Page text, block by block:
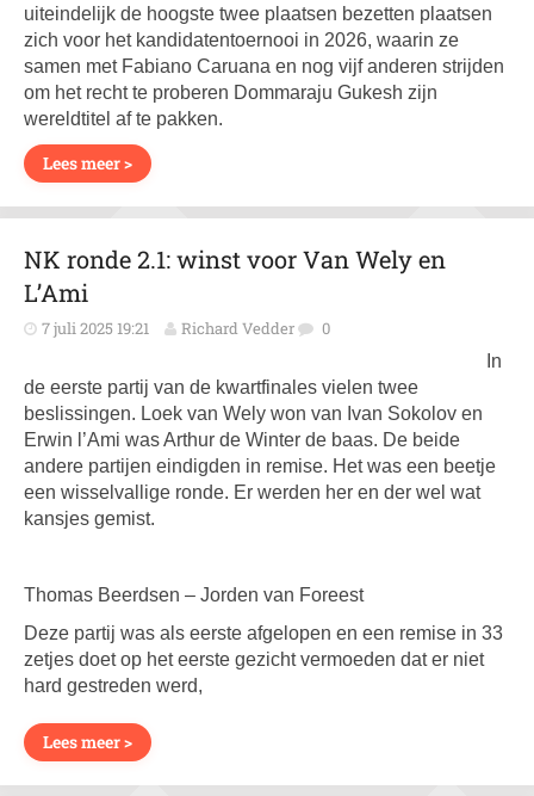
uiteindelijk de hoogste twee plaatsen bezetten plaatsen
zich voor het kandidaten­toernooi in 2026, waarin ze
samen met Fabiano Caruana en nog vijf anderen strijden
om het recht te proberen Dommaraju Gukesh zijn
wereldtitel af te pakken.
Lees meer >
NK ronde 2.1: winst voor Van Wely en
L’Ami
7 juli 2025 19:21 Richard Vedder 0
In
de eerste partij van de kwartfinales vielen twee
beslissingen. Loek van Wely won van Ivan Sokolov en
Erwin l’Ami was Arthur de Winter de baas. De beide
andere partijen eindigden in remise. Het was een beetje
een wisselvallige ronde. Er werden her en der wel wat
kansjes gemist.
Thomas Beerdsen – Jorden van Foreest
Deze partij was als eerste afgelopen en een remise in 33
zetjes doet op het eerste gezicht vermoeden dat er niet
hard gestreden werd,
Lees meer >